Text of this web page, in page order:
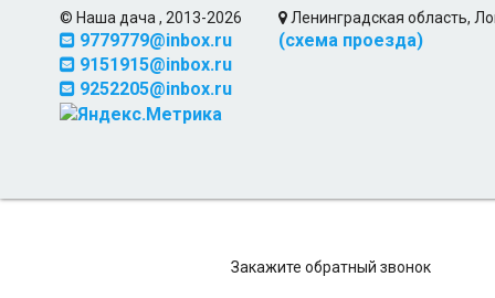
© Наша дача , 2013-2026
9779779@inbox.ru
9151915@inbox.ru
9252205@inbox.ru
Ленинградская область,
(схема проезда)
Закажите обратный звонок